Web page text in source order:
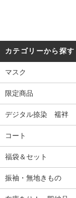
カテゴリーから探す
マスク
限定商品
デジタル捺染 襦袢
コート
福袋＆セット
振袖・無地きもの